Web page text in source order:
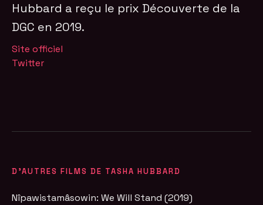
Hubbard a reçu le prix Découverte de la
DGC en 2019.
Site officiel
Twitter
D'AUTRES FILMS DE TASHA HUBBARD
Nîpawistamâsowin: We Will Stand (2019)